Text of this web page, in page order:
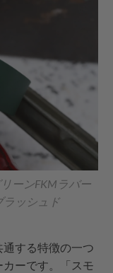
ーンFKMラバー
ラッシュド
する特徴の一つ
ーです。「スモ